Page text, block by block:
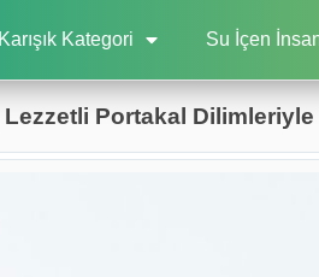
Karışık Kategori Su İçen
Portakal Dilimleriyle